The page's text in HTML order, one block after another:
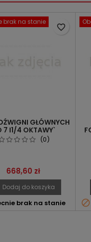
brak na stanie
GŁÓWNYCH
7 I1/4 OKTAWY`
DO MOD S` M`O
(0)
Cena
668,60 zł
Dodaj do koszyka
brak na stanie
favorite_border
